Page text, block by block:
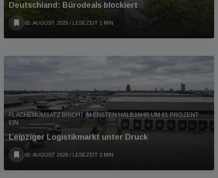
Deutschland: Bürodeals blockiert
05. AUGUST 2026 / LESEZEIT 1 MIN
FLÄCHENUMSATZ BRICHT IM ERSTEN HALBJAHR UM 61 PROZENT
EIN
Leipziger Logistikmarkt unter Druck
05. AUGUST 2026 / LESEZEIT 2 MIN